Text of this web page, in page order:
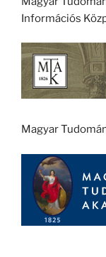
Információs
Magyar